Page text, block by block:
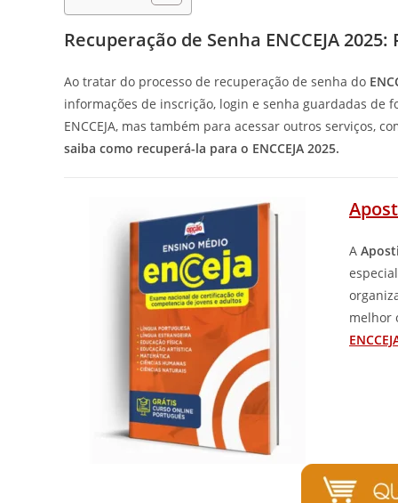
Recuperação de Senha ENCCEJA
Ao tratar do processo de recuperação de senha do
informações de inscrição, login e senha guardadas de
ENCCEJA, mas também para acessar outros serviços,
saiba como recuperá-la para o ENCCEJA 2025.
A
melhor